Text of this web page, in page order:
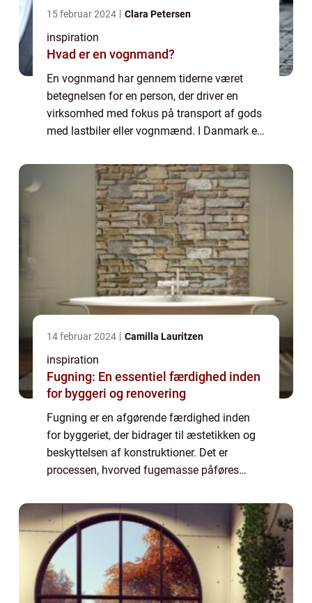
15 februar 2024 Clara Petersen
inspiration
Hvad er en vognmand?
En vognmand har gennem tiderne været
betegnelsen for en person, der driver en
virksomhed med fokus på transport af gods
med lastbiler eller vognmænd. I Danmark er
infrastrukturen i samfundet, da den
håndterer logisti...
14 februar 2024 Camilla Lauritzen
inspiration
Fugning: En essentiel færdighed inden
for byggeri og renovering
Fugning er en afgørende færdighed inden
for byggeriet, der bidrager til æstetikken og
beskyttelsen af konstruktioner. Det er
processen, hvorved fugemasse påføres
fliser, mursten, beton og træ. Formålet med
fugni...